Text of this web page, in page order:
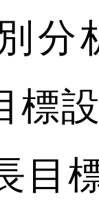
分
標
目